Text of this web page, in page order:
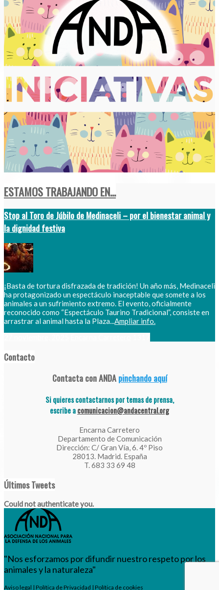
ESTAMOS TRABAJANDO EN...
Stop al Toro de Júbilo de Medinaceli – por el bienestar animal y
la dignidad festiva
¡Basta de tortura disfrazada de tradición! Un año más, Medinaceli
ha protagonizado un espectáculo inaceptable que somete a los
animales a un sufrimiento extremo. El evento, oficialmente
reconocido como “Espectáculo Taurino Tradicional”, consiste en
arrastrar al animal hasta la Plaza...Ampliar info.
Contacto
Contacta con ANDApinchando aquí
Si quieres contactarnos por temas de prensa,
escribe acomunicacion@andacentral.org
Encarna Carretero
Departamento de Comunicación
Dirección: C/ Gran Vía, 6. 4º Piso
28013. Madrid. España
T. 683 33 69 48
Últimos Tweets
Could not authenticate you.
"Nos esforzamos por difundir nuestro respeto por los
animales y la naturaleza"
Aviso legal | Política de Privacidad | Política de cookies